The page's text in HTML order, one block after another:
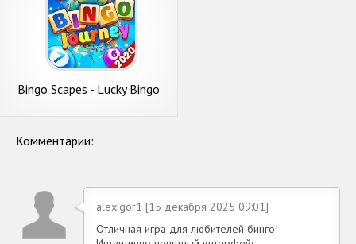
Bingo Scapes - Lucky Bingo
Комментарии:
alexigor1 [15 декабря 2025 09:01]
Отличная игра для любителей бинго!